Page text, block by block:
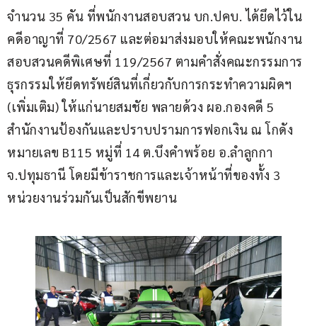
จำนวน 35 คัน ที่พนักงานสอบสวน บก.ปคบ. ได้ยึดไว้ใน
คดีอาญาที่ 70/2567 และต่อมาส่งมอบให้คณะพนักงาน
สอบสวนคดีพิเศษที่ 119/2567 ตามคำสั่งคณะกรรมการ
ธุรกรรมให้ยึดทรัพย์สินที่เกี่ยวกับการกระทำความผิดฯ
(เพิ่มเติม) ให้แก่นายสมชัย พลายด้วง ผอ.กองคดี 5
สำนักงานป้องกันและปราบปรามการฟอกเงิน ณ โกดัง
หมายเลข B115 หมู่ที่ 14 ต.บึงคำพร้อย อ.ลำลูกกา
จ.ปทุมธานี โดยมีข้าราชการและเจ้าหน้าที่ของทั้ง 3
หน่วยงานร่วมกันเป็นสักขีพยาน